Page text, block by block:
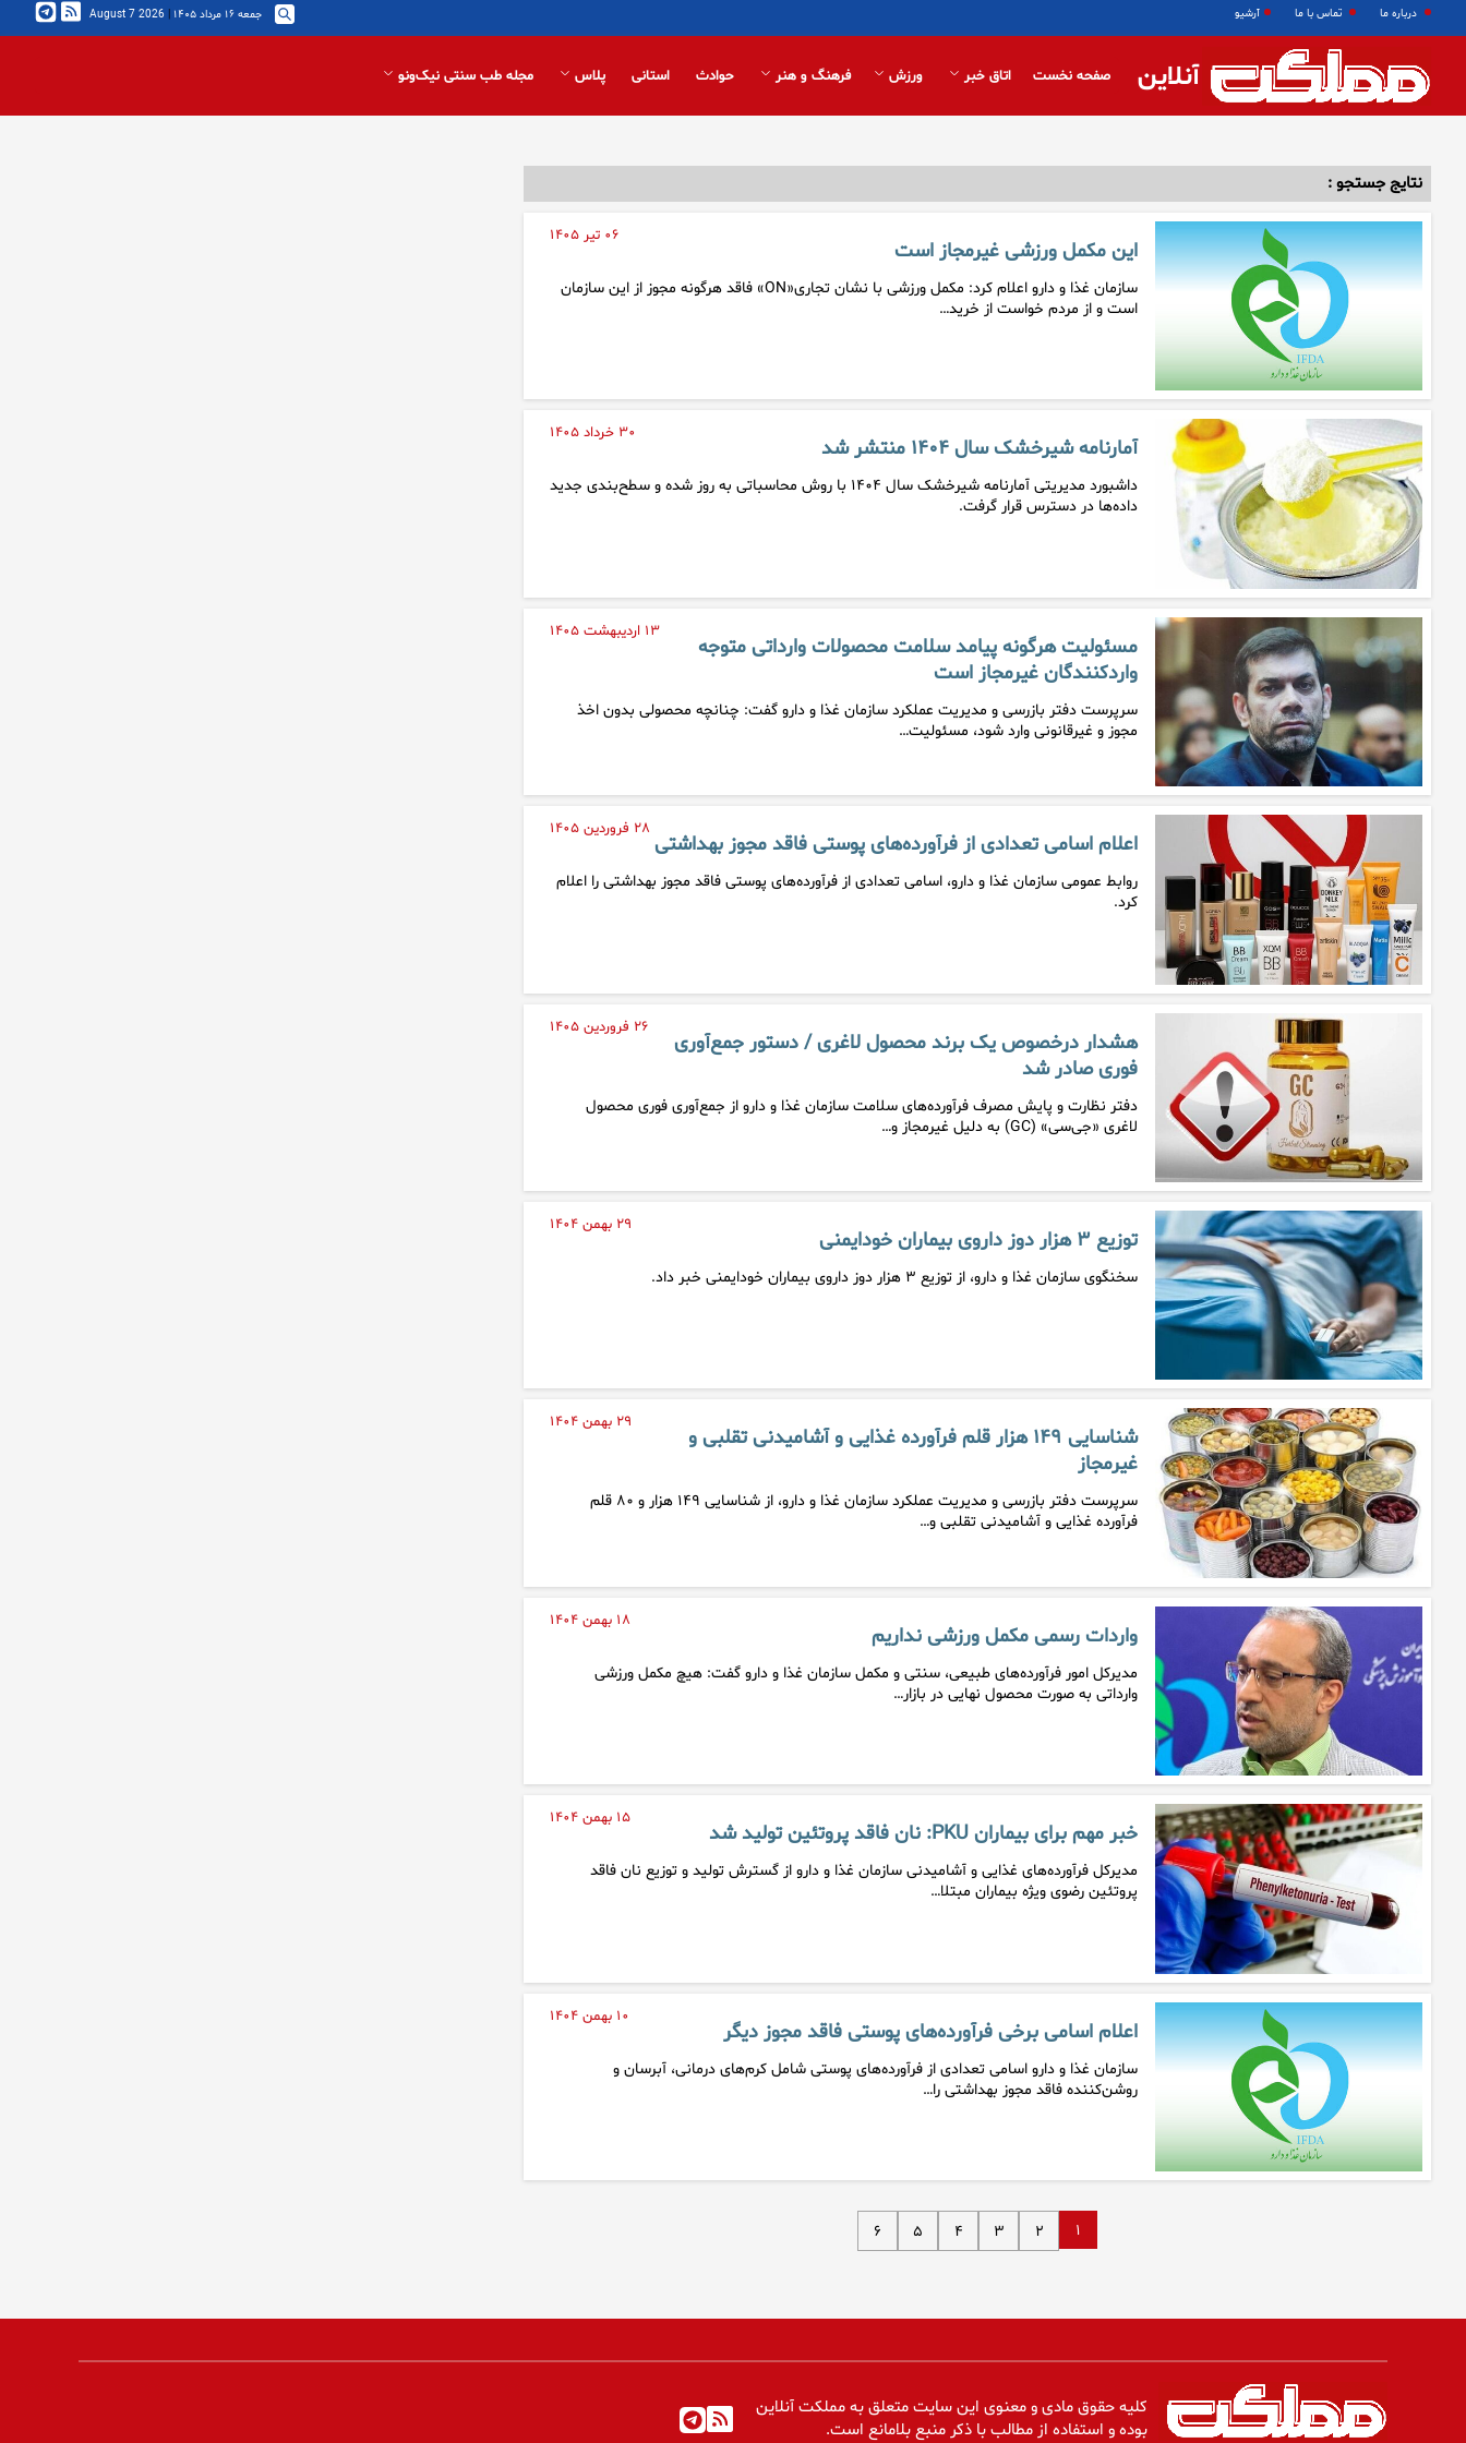
درباره ما تماس با ما آرشیو جمعه ۱۶ مرداد ۱۴۰۵ |
2026 August 7
آنلاین صفحه نخست اتاق خبر ورزش فرهنگ و هنر حوادث استانی پلاس مجله طب سنتی نیک‌ونو
نتایج جستجو :
۰۶ تیر ۱۴۰۵
این مکمل ورزشی غیرمجاز است
سازمان غذا و دارو اعلام کرد: مکمل ورزشی با نشان تجاری«ON» فاقد هرگونه مجوز از این سازمان
است و از مردم خواست از خرید…
۳۰ خرداد ۱۴۰۵
آمارنامه شیرخشک سال ۱۴۰۴ منتشر شد
داشبورد مدیریتی آمارنامه شیرخشک سال ۱۴۰۴ با روش محاسباتی به‌ روز شده و سطح‌بندی جدید
داده‌ها در دسترس قرار گرفت.
۱۳ اردیبهشت ۱۴۰۵
مسئولیت هرگونه پیامد سلامت محصولات وارداتی متوجه
واردکنندگان غیرمجاز است
سرپرست دفتر بازرسی و مدیریت عملکرد سازمان غذا و دارو گفت: چنانچه محصولی بدون اخذ
مجوز و غیرقانونی وارد شود، مسئولیت…
۲۸ فروردین ۱۴۰۵
اعلام اسامی تعدادی از فرآورده‌های پوستی فاقد مجوز بهداشتی
روابط عمومی سازمان غذا و دارو، اسامی تعدادی از فرآورده‌های پوستی فاقد مجوز بهداشتی را اعلام
کرد.
۲۶ فروردین ۱۴۰۵
هشدار درخصوص یک برند محصول لاغری / دستور جمع‌آوری
فوری صادر شد
دفتر نظارت و پایش مصرف فرآورده‌های سلامت سازمان غذا و دارو از جمع‌آوری فوری محصول
لاغری «جی‌سی» (GC) به دلیل غیرمجاز و…
۲۹ بهمن ۱۴۰۴
توزیع ۳ هزار دوز داروی بیماران خودایمنی
سخنگوی سازمان غذا و دارو، از توزیع ۳ هزار دوز داروی بیماران خودایمنی خبر داد.
۲۹ بهمن ۱۴۰۴
شناسایی ۱۴۹ هزار قلم فرآورده غذایی و آشامیدنی تقلبی و
غیرمجاز
سرپرست دفتر بازرسی و مدیریت عملکرد سازمان غذا و دارو، از شناسایی ۱۴۹ هزار و ۸۰ قلم
فرآورده غذایی و آشامیدنی تقلبی و…
۱۸ بهمن ۱۴۰۴
واردات رسمی مکمل ورزشی نداریم
مدیرکل امور فرآورده‌های طبیعی، سنتی و مکمل سازمان غذا و دارو گفت: هیچ مکمل ورزشی
وارداتی به‌ صورت محصول نهایی در بازار…
۱۵ بهمن ۱۴۰۴
خبر مهم برای بیماران PKU: نان فاقد پروتئین تولید شد
مدیرکل فرآورده‌های غذایی و آشامیدنی سازمان غذا و دارو از گسترش تولید و توزیع نان فاقد
پروتئین رضوی ویژه بیماران مبتلا…
۱۰ بهمن ۱۴۰۴
اعلام اسامی برخی فرآورده‌های پوستی فاقد مجوز دیگر
سازمان غذا و دارو اسامی تعدادی از فرآورده‌های پوستی شامل کرم‌های درمانی، آبرسان و
روشن‌کننده فاقد مجوز بهداشتی را…
۱ ۲ ۳ ۴ ۵ ۶
کلیه حقوق مادی و معنوی این سایت متعلق به مملکت آنلاین
بوده و استفاده از مطالب با ذکر منبع بلامانع است.